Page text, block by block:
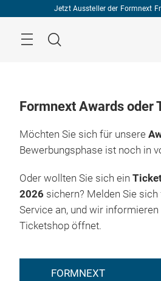
Jetzt Aussteller der Formnext
Suche
Formnext Awards oder
Möchten Sie sich für unsere
Bewerbungsphase ist noch in
Oder wollten Sie sich ein
2026 sichern? Melden Sie
Service an, und wir informieren
Ticketshop öffnet.
FORMNEXT